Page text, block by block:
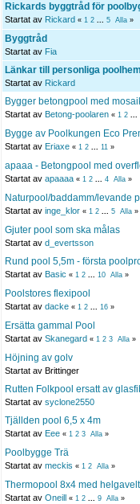
Rickards byggtråd för
Startat av Rickard « 1 2 ... 5 Alla »
Byggtråd
Startat av Fia
Länkar till personliga
Startat av Rickard
Bygger betongpool med
Startat av Betong-poolaren « 1 2 ...
Bygge av Poolkungen Eco
Startat av Eriaxe « 1 2 ... 11 »
apaaa - Betongpool med
Startat av apaaaa « 1 2 ... 4 Alla »
Naturpool/baddamm/levande
Startat av inge_klor « 1 2 ... 5 Alla »
Gjuter pool som ska målas
Startat av d_evertsson
Rund pool 5,5m - första
Startat av Basic « 1 2 ... 10 Alla »
Poolstores flexipool
Startat av dacke « 1 2 ... 16 »
Ersätta gammal Pool
Startat av Skanegard « 1 2 3 Alla »
Höjning av golv
Startat av Brittinger
Rutten Folkpool ersatt av
Startat av syclone2550
Tjällden pool 6,5 x 4m
Startat av Eee « 1 2 3 Alla »
Poolbygge Trä
Startat av meckis « 1 2 Alla »
Thermopool 8x4 med
Startat av Oneill « 1 2 ... 9 Alla »